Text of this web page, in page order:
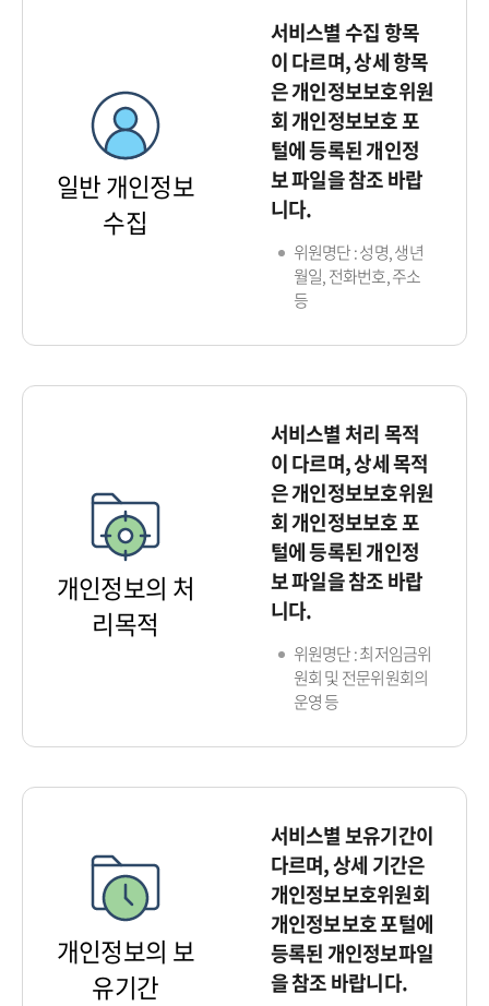
일반 개인정보
수집
서비스별 수집 항목
이 다르며, 상세 항목
은 개인정보보호위원
회 개인정보보호 포
털에 등록된 개인정
보 파일을 참조 바랍
니다.
위원명단 : 성명, 생년
월일, 전화번호, 주소
등
개인정보의 처
리목적
서비스별 처리 목적
이 다르며, 상세 목적
은 개인정보보호위원
회 개인정보보호 포
털에 등록된 개인정
보 파일을 참조 바랍
니다.
위원명단 : 최저임금위
원회 및 전문위원회의
운영 등
개인정보의 보
유기간
서비스별 보유기간이
다르며, 상세 기간은
개인정보보호위원회
개인정보보호 포털에
등록된 개인정보파일
을 참조 바랍니다.